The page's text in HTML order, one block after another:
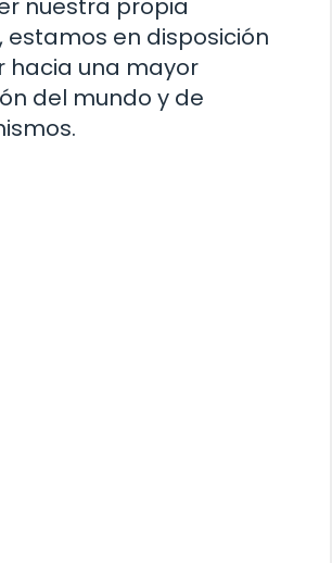
nuestra propia
estamos en disposición
hacia una mayor
del mundo y de